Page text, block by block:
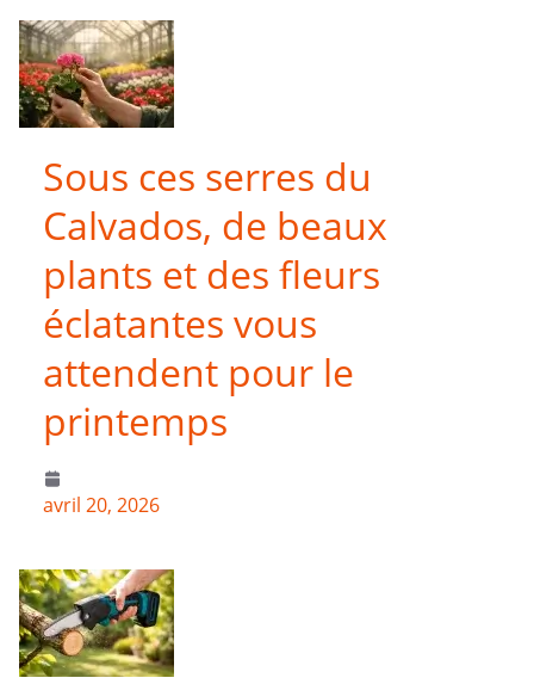
Sous ces serres du
Calvados, de beaux
plants et des fleurs
éclatantes vous
attendent pour le
printemps
avril 20, 2026